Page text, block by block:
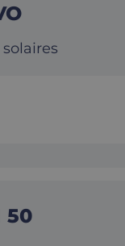
50